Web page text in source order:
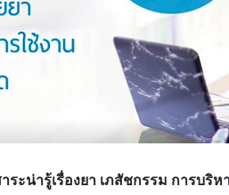
ะน่ารู้เรื่องยา เภสัชกรรม การบริ